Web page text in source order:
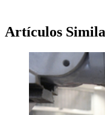
Artículos